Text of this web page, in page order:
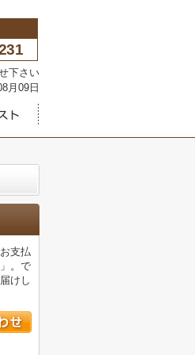
下さい
月09日
支払
。で
けし